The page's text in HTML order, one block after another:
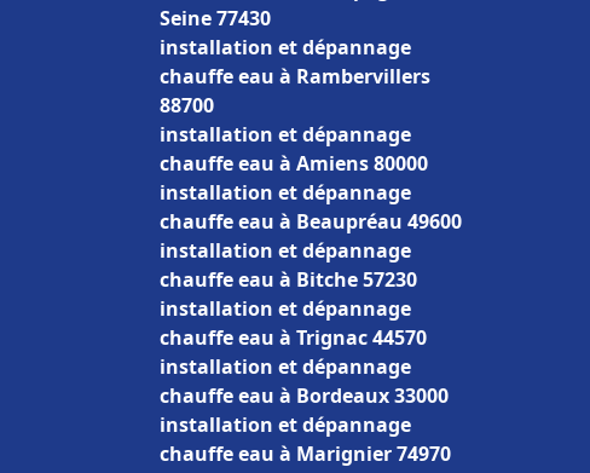
Seine 77430
installation et dépannage
chauffe eau à Rambervillers
88700
installation et dépannage
chauffe eau à Amiens 80000
installation et dépannage
chauffe eau à Beaupréau 49600
installation et dépannage
chauffe eau à Bitche 57230
installation et dépannage
chauffe eau à Trignac 44570
installation et dépannage
chauffe eau à Bordeaux 33000
installation et dépannage
chauffe eau à Marignier 74970